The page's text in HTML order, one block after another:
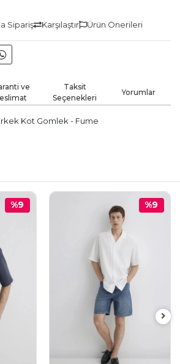
Sipariş Karşılaştır Ürün Önerileri
ve
Taksit
Seçenekleri
Yorumlar
Kot Gomlek - Fume
%9 %9